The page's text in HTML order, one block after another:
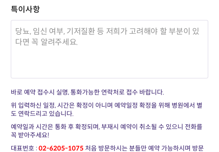
특이사항
바로 예약 접수시 실명, 통화가능한 연락처로 접수 바랍니다.
위 입력하신 일정, 시간은 확정이 아니며 예약일정 확정을 위해 병원에서 별
도 연락드리고 있습니다.
예약일과 시간은 통화 후 확정되며, 부재시 예약이 취소될 수 있으니 전화를
꼭 받아주세요!
대표번호 :02-6205-1075 처음 방문하시는 분들만 예약 가능하시며 방문